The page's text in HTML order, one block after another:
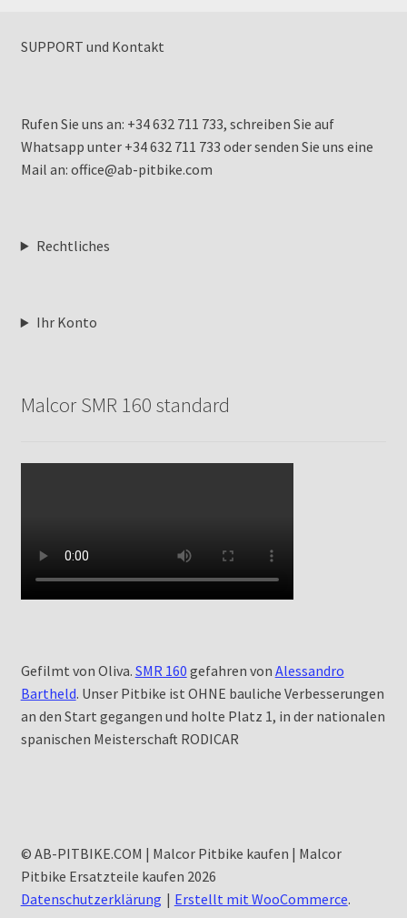
SUPPORT und Kontakt
Rufen Sie uns an: +34 632 711 733, schreiben Sie auf
Whatsapp unter +34 632 711 733 oder senden Sie uns eine
Mail an: office@ab-pitbike.com
Rechtliches
Ihr Konto
Malcor SMR 160 standard
Gefilmt von Oliva. SMR 160 gefahren von Alessandro
Bartheld. Unser Pitbike ist OHNE bauliche Verbesserungen
an den Start gegangen und holte Platz 1, in der nationalen
spanischen Meisterschaft RODICAR
© AB-PITBIKE.COM | Malcor Pitbike kaufen | Malcor
Pitbike Ersatzteile kaufen 2026
Datenschutzerklärung
Erstellt mit WooCommerce.